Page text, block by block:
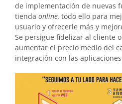
de implementación de nuevas
tienda online, todo ello para
usuario y ofrecerle más y
Se persigue fidelizar al cliente
aumentar el precio medio del
integración con las